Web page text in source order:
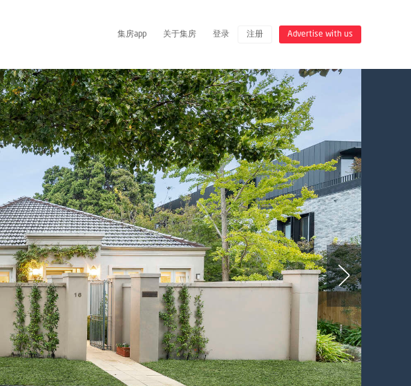
集房app 关于集房 登录 注册 Advertise with us